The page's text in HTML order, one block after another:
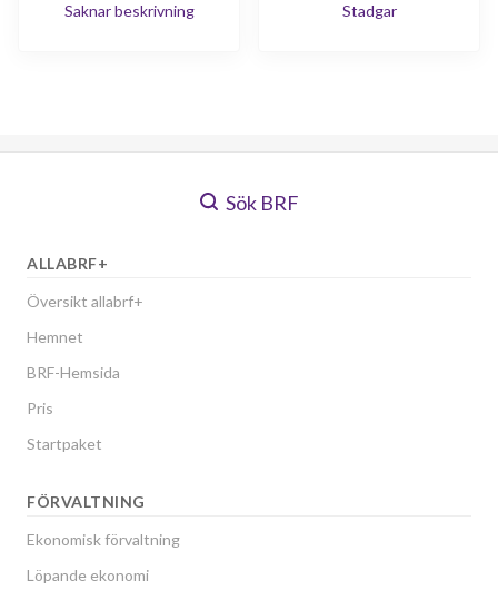
Saknar beskrivning Stadgar
Sök BRF
ALLABRF+
Översikt allabrf+
Hemnet
BRF-Hemsida
Pris
Startpaket
FÖRVALTNING
Ekonomisk förvaltning
Löpande ekonomi